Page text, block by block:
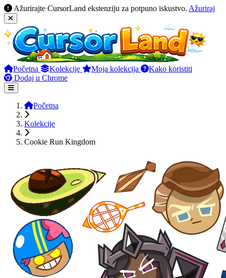
Ažurirajte CursorLand ekstenziju za potpuno iskustvo. Ažuriraj
Početna Kolekcije Moja kolekcija
Kako koristiti
Dodaj u Chrome
Početna
Kolekcije
Cookie Run Kingdom